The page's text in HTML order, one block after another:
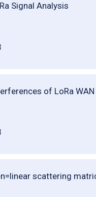
Signal Analysis
of LoRa
scattering